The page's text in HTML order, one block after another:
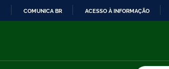
COMUNICA BR ACESSO À INFORMAÇÃO